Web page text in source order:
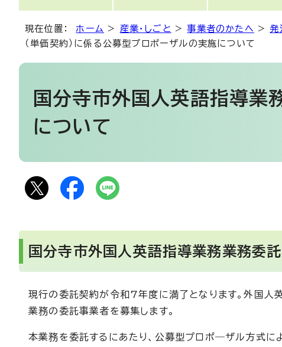
現在位置： ホーム > 産業・しごと >事業者のかたへ > 発
（単価契約）に係る公募型プロポーザルの実施について
国分寺市外国人英語指導業
について
国分寺市外国人英語指導業務業務委
現行の委託契約が令和7年度に満了となります。外国人
業務の委託事業者を募集します。
本業務を委託するにあたり、公募型プロポ―ザル方式によ